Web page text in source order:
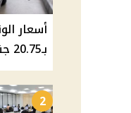
بـ20.75 جنيه والسولار بـ20.50 جنيه
2